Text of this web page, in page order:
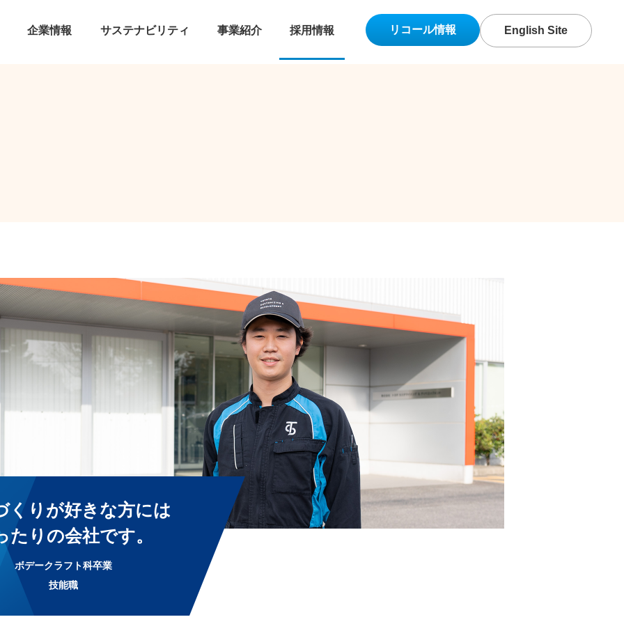
企業情報 サステナビリティ 事業紹介 採用情報 リコール情報 English Site
くりが好きな方には
たりの会社です。
ボデークラフト科卒業
技能職